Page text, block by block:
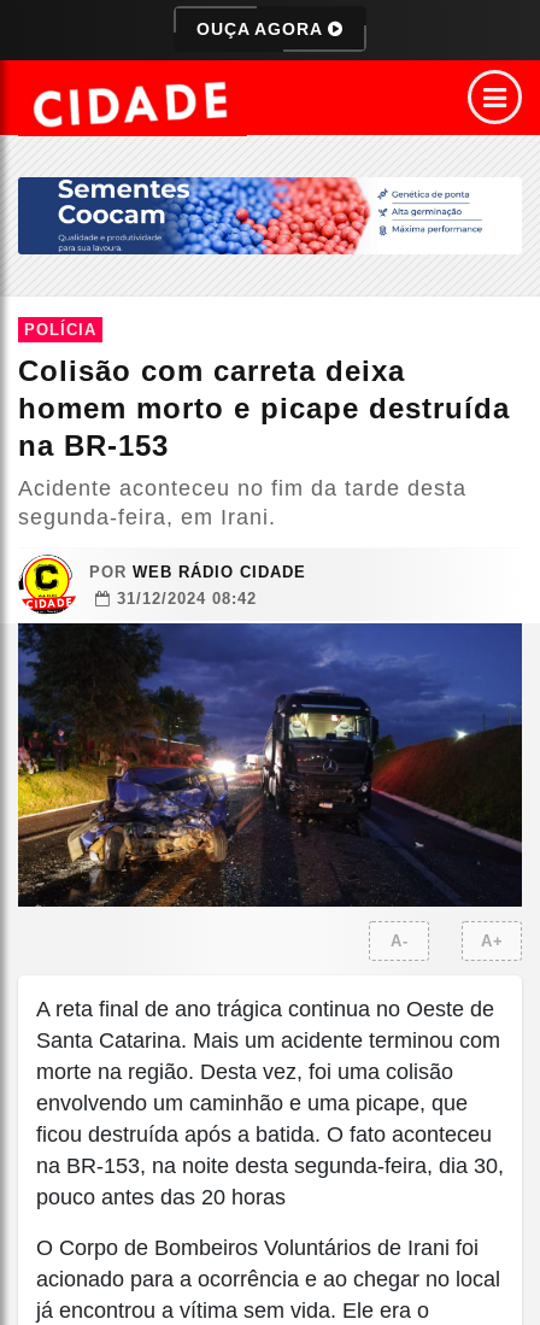
OUÇA AGORA
POLÍCIA
Colisão com carreta deixa
homem morto e picape destruída
na BR-153
Acidente aconteceu no fim da tarde desta
segunda-feira, em Irani.
POR WEB RÁDIO CIDADE
31/12/2024 08:42
A- A+
A reta final de ano trágica continua no Oeste de
Santa Catarina. Mais um acidente terminou com
morte na região. Desta vez, foi uma colisão
envolvendo um caminhão e uma picape, que
ficou destruída após a batida. O fato aconteceu
na BR-153, na noite desta segunda-feira, dia 30,
pouco antes das 20 horas
O Corpo de Bombeiros Voluntários de Irani foi
acionado para a ocorrência e ao chegar no local
já encontrou a vítima sem vida. Ele era o